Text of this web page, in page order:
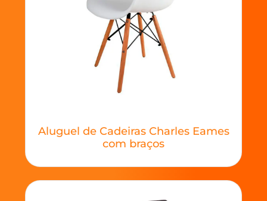
Aluguel de Cadeiras Charles Eames
com braços